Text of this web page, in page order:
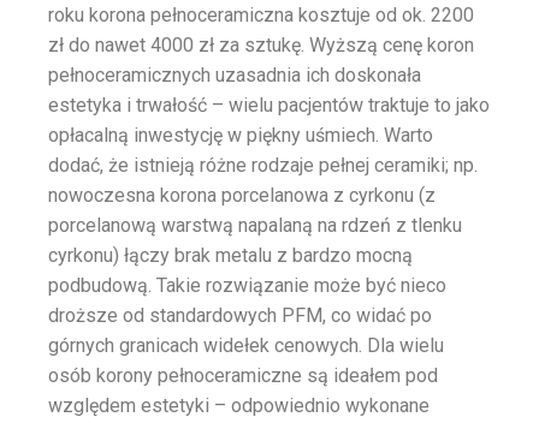
roku korona pełnoceramiczna kosztuje od ok. 2200
zł do nawet 4000 zł za sztukę. Wyższą cenę koron
pełnoceramicznych uzasadnia ich doskonała
estetyka i trwałość – wielu pacjentów traktuje to jako
opłacalną inwestycję w piękny uśmiech. Warto
dodać, że istnieją różne rodzaje pełnej ceramiki; np.
nowoczesna korona porcelanowa z cyrkonu (z
porcelanową warstwą napalaną na rdzeń z tlenku
cyrkonu) łączy brak metalu z bardzo mocną
podbudową. Takie rozwiązanie może być nieco
droższe od standardowych PFM, co widać po
górnych granicach widełek cenowych. Dla wielu
osób korony pełnoceramiczne są ideałem pod
względem estetyki – odpowiednio wykonane